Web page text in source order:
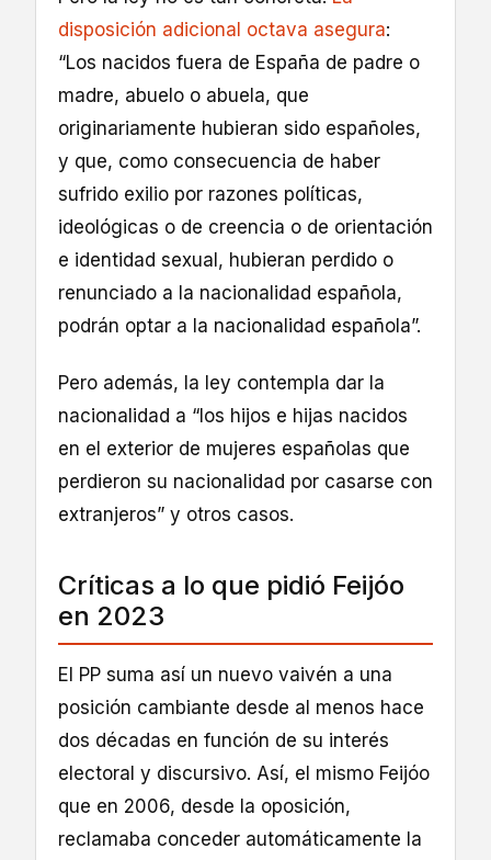
disposición adicional octava asegura:
“Los nacidos fuera de España de padre o
madre, abuelo o abuela, que
originariamente hubieran sido españoles,
y que, como consecuencia de haber
sufrido exilio por razones políticas,
ideológicas o de creencia o de orientación
e identidad sexual, hubieran perdido o
renunciado a la nacionalidad española,
podrán optar a la nacionalidad española”.
Pero además, la ley contempla dar la
nacionalidad a “los hijos e hijas nacidos
en el exterior de mujeres españolas que
perdieron su nacionalidad por casarse con
extranjeros” y otros casos.
Críticas a lo que pidió Feijóo
en 2023
El PP suma así un nuevo vaivén a una
posición cambiante desde al menos hace
dos décadas en función de su interés
electoral y discursivo. Así, el mismo Feijóo
que en 2006, desde la oposición,
reclamaba conceder automáticamente la